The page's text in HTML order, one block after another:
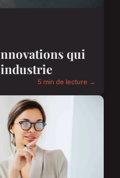
qui
5 min de lecture →